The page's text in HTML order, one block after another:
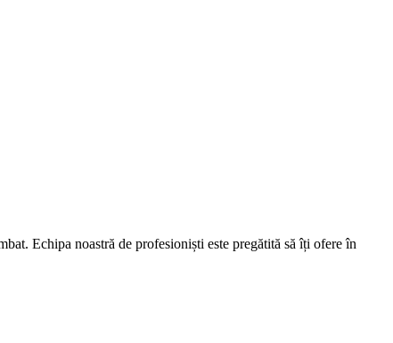
Echipa noastră de profesioniști este pregătită să îți ofere în